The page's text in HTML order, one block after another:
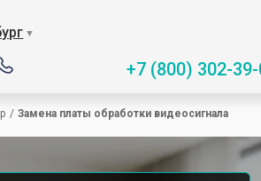
▼
+7 (800) 302-
/ Замена платы обработки видеосигнала